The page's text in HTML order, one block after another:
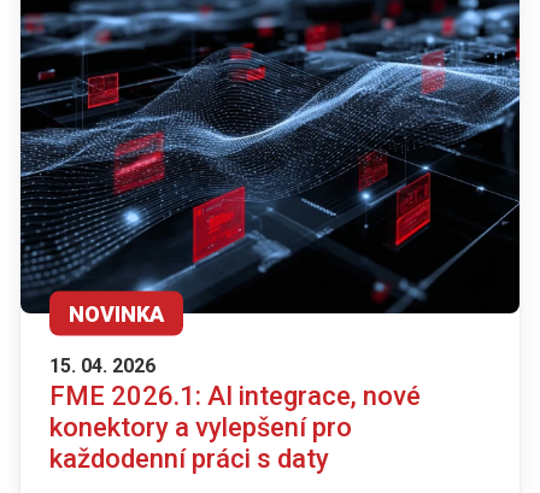
NOVINKA
15. 04. 2026
FME 2026.1: AI integrace, nové
konektory a vylepšení pro
každodenní práci s daty